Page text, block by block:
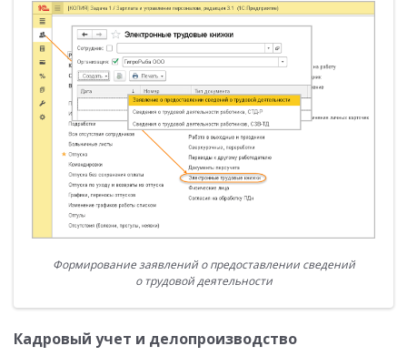
Формирование заявлений о предоставлении сведений
о трудовой деятельности
Кадровый учет и делопроизводство